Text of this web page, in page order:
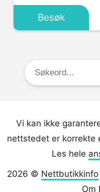
Besøk
Søkeord:
Vi kan ikke
nettstedet er korrekte
Les hele
2026 © Nettbutikkinfo
Om